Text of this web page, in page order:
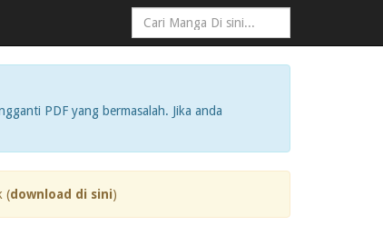
PDF yang bermasalah. Jika anda
(download di sini)